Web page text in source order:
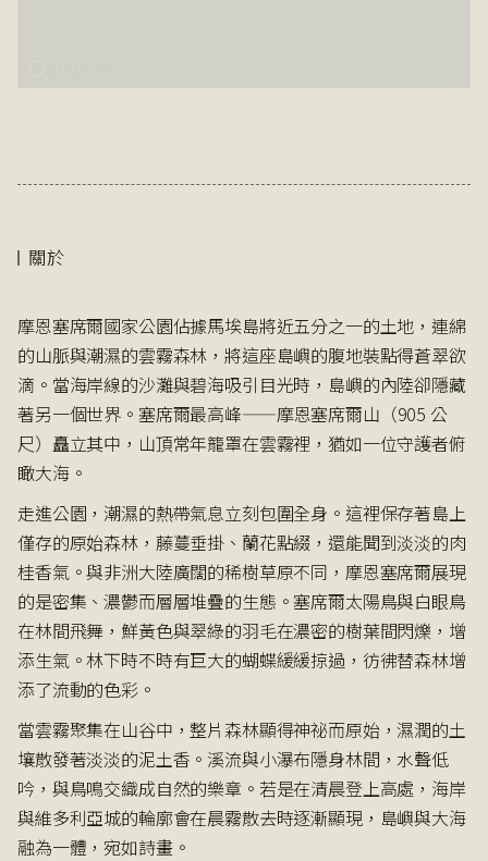
關於
摩恩塞席爾國家公園佔據馬埃島將近五分之一的土地，連綿
的山脈與潮濕的雲霧森林，將這座島嶼的腹地裝點得蒼翠欲
滴。當海岸線的沙灘與碧海吸引目光時，島嶼的內陸卻隱藏
著另一個世界。塞席爾最高峰——摩恩塞席爾山（905 公
尺）矗立其中，山頂常年籠罩在雲霧裡，猶如一位守護者俯
瞰大海。
走進公園，潮濕的熱帶氣息立刻包圍全身。這裡保存著島上
僅存的原始森林，藤蔓垂掛、蘭花點綴，還能聞到淡淡的肉
桂香氣。與非洲大陸廣闊的稀樹草原不同，摩恩塞席爾展現
的是密集、濃鬱而層層堆疊的生態。塞席爾太陽鳥與白眼鳥
在林間飛舞，鮮黃色與翠綠的羽毛在濃密的樹葉間閃爍，增
添生氣。林下時不時有巨大的蝴蝶緩緩掠過，彷彿替森林增
添了流動的色彩。
當雲霧聚集在山谷中，整片森林顯得神祕而原始，濕潤的土
壤散發著淡淡的泥土香。溪流與小瀑布隱身林間，水聲低
吟，與鳥鳴交織成自然的樂章。若是在清晨登上高處，海岸
與維多利亞城的輪廓會在晨霧散去時逐漸顯現，島嶼與大海
融為一體，宛如詩畫。